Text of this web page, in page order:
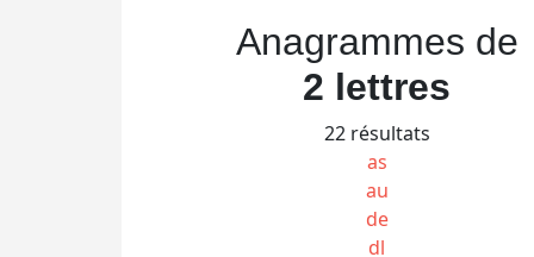
Anagrammes de
2 lettres
22 résultats
as
au
de
dl